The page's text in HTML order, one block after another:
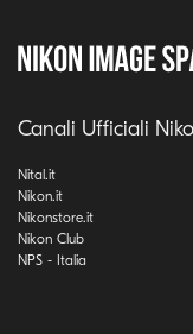
Canali Ufficiali
Nital.it
Nikon.it
Nikonstore.it
Nikon Club
NPS - Italia